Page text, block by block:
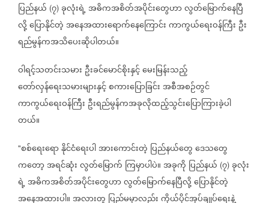
ပြည်နယ် (၇) ခုလုံးရဲ့အဓိကအစိတ်အပိုင်းတွေဟာလွတ်မြောက်နေပြီ
လို့ပြောနိုင်တဲ့အနေအထားရောက်နေ‌ကြောင်းကာကွယ်ရေးဝန်ကြီး ဦး
ရည်မွန်ကအသိပေးဆိုပါတယ်။
ဝါရင့်သတင်းသမား ဦးခင်မောင်စိုးနှင့်မေးမြန်းသည့်
တော်လှန်ရေးသမားများနှင့်စကားပြောခြင်းအစီအစဉ်တွင်
ကာကွယ်ရေးဝန်ကြီး ဦးရည်မွန်ကအခုလိုထည့်သွင်းပြောကြားခဲ့ပါ
တယ်။
"စစ်ရေးရောနိုင်ငံရေးပါအားကောင်းတဲ့ ပြည်နယ်တွေဒေသတွေ
ကတော့အရင်ဆုံးလွတ်မြောက် ကြမှာပါပဲ။အခုကို ပြည်နယ် (၇) ခုလုံး
ရဲ့အဓိကအစိတ်အပိုင်းတွေဟာလွတ်မြောက်နေပြီလို့ပြောနိုင်တဲ့
အနေအထားပါ။အလားတူ ပြည်မမှာလည်းကိုယ်ပိုင်အုပ်ချုပ်ရေးနဲ့